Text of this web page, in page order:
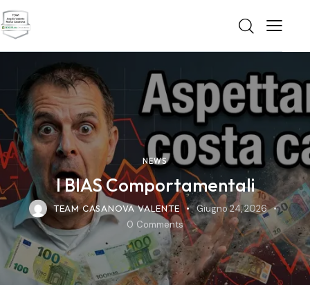
NEWS
I BIAS Comportamentali
TEAM CASANOVA VALENTE
Giugno 24, 2026
0 Comments